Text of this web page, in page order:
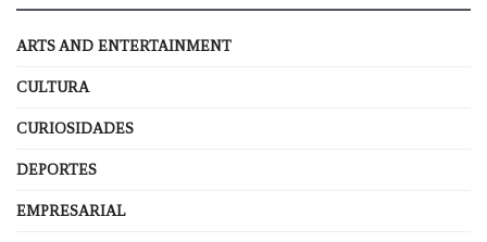
ARTS AND ENTERTAINMENT
CULTURA
CURIOSIDADES
DEPORTES
EMPRESARIAL